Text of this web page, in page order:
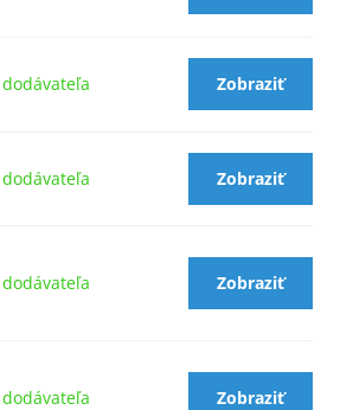
Zobraziť
Zobraziť
Zobraziť
Zobraziť